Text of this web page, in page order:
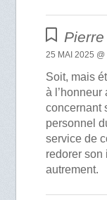
Pierre
25 MAI 2025 @
Soit, mais
à l’honneur
concernant
personnel
service de
redorer son
autrement.